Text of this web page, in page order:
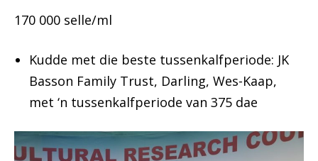
170 000 selle/ml
Kudde met die beste tussenkalfperiode: JK
Basson Family Trust, Darling, Wes-Kaap,
met ‘n tussenkalfperiode van 375 dae